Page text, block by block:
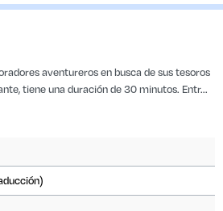
aventureros en busca de sus tesoros
tiene una duración de 30 minutos. Entr...